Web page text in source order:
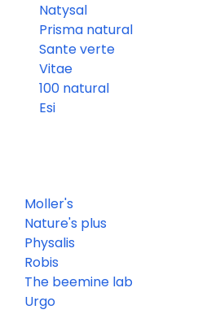
Natysal
Prisma natural
Sante verte
Vitae
100 natural
Esi
Moller's
Nature's plus
Physalis
Robis
The beemine lab
Urgo